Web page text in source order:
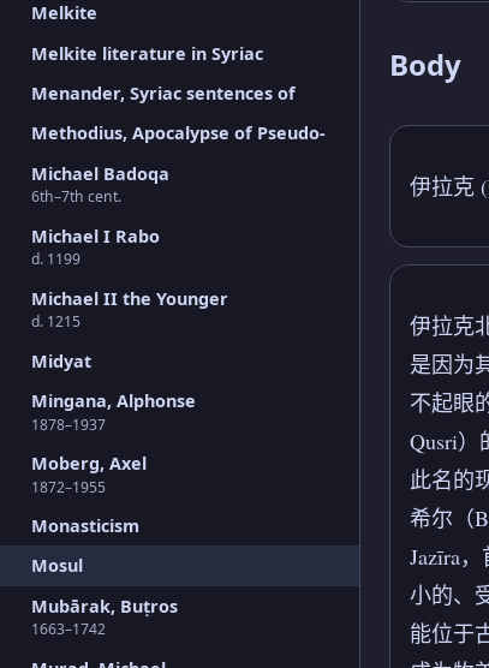
Melkite
Melkite literature in Syriac
Menander, Syriac sentences of
Methodius, Apocalypse of Pseudo-
Michael Badoqa
6th–7th cent.
Michael I Rabo
d. 1199
Michael II the Younger
d. 1215
Midyat
Mingana, Alphonse
1878–1937
Moberg, Axel
1872–1955
Monasticism
Mosul
Mubārak, Buṭros
1663–1742
Body
伊拉克
伊拉克
是因为
不起眼
Qusri）
此名的
希尔（
Jazīra
小的、
能位于